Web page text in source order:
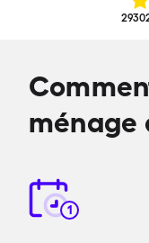
ménage
1